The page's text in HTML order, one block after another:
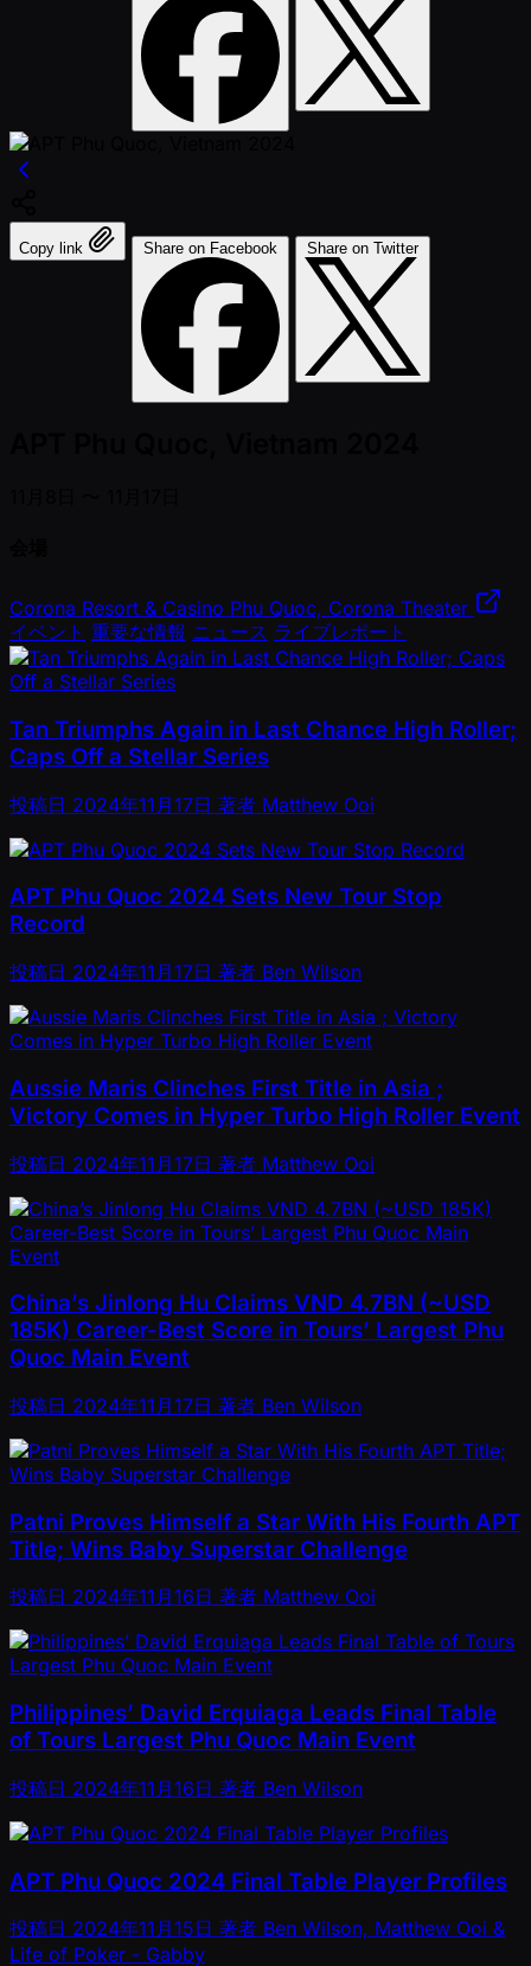
Copy link Share on Facebook Share on Twitter
Corona Resort & Casino Phu Quoc, Corona Theater
イベント 重要な情報 ニュース ライブレポート
Tan Triumphs Again in Last Chance High Roller;
Caps Off a Stellar Series
投稿日 2024年11月17日 著者 Matthew Ooi
APT Phu Quoc 2024 Sets New Tour Stop
Record
投稿日 2024年11月17日 著者 Ben Wilson
Aussie Maris Clinches First Title in Asia ;
Victory Comes in Hyper Turbo High Roller Event
投稿日 2024年11月17日 著者 Matthew Ooi
China’s Jinlong Hu Claims VND 4.7BN (~USD
185K) Career-Best Score in Tours’ Largest Phu
Quoc Main Event
投稿日 2024年11月17日 著者 Ben Wilson
Patni Proves Himself a Star With His Fourth APT
Title; Wins Baby Superstar Challenge
投稿日 2024年11月16日 著者 Matthew Ooi
Philippines’ David Erquiaga Leads Final Table
of Tours Largest Phu Quoc Main Event
投稿日 2024年11月16日 著者 Ben Wilson
APT Phu Quoc 2024 Final Table Player Profiles
投稿日 2024年11月15日 著者 Ben Wilson, Matthew Ooi &
Life of Poker - Gabby